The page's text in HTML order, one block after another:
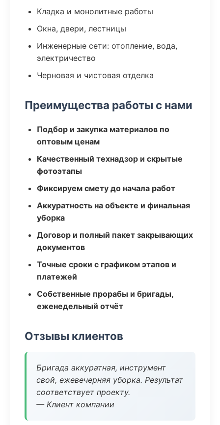
Кладка и монолитные работы
Окна, двери, лестницы
Инженерные сети: отопление, вода,
электричество
Черновая и чистовая отделка
Преимущества работы с нами
Подбор и закупка материалов по
оптовым ценам
Качественный технадзор и скрытые
фотоэтапы
Фиксируем смету до начала работ
Аккуратность на объекте и финальная
уборка
Договор и полный пакет закрывающих
документов
Точные сроки с графиком этапов и
платежей
Собственные прорабы и бригады,
еженедельный отчёт
Отзывы клиентов
Бригада аккуратная, инструмент
свой, ежевечерняя уборка. Результат
соответствует проекту.
— Клиент компании